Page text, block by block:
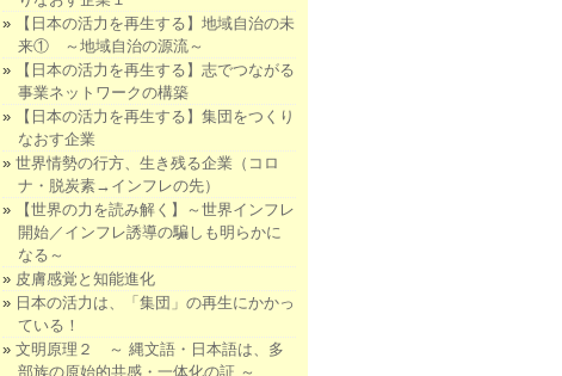
【日本の活力を再生する】地域自治の未
来① ～地域自治の源流～
【日本の活力を再生する】志でつながる
事業ネットワークの構築
【日本の活力を再生する】集団をつくり
なおす企業
世界情勢の行方、生き残る企業（コロ
ナ・脱炭素→インフレの先）
【世界の力を読み解く】～世界インフレ
開始／インフレ誘導の騙しも明らかに
なる～
皮膚感覚と知能進化
日本の活力は、「集団」の再生にかかっ
ている！
文明原理２ ～ 縄文語・日本語は、多
部族の原始的共感・一体化の証 ～